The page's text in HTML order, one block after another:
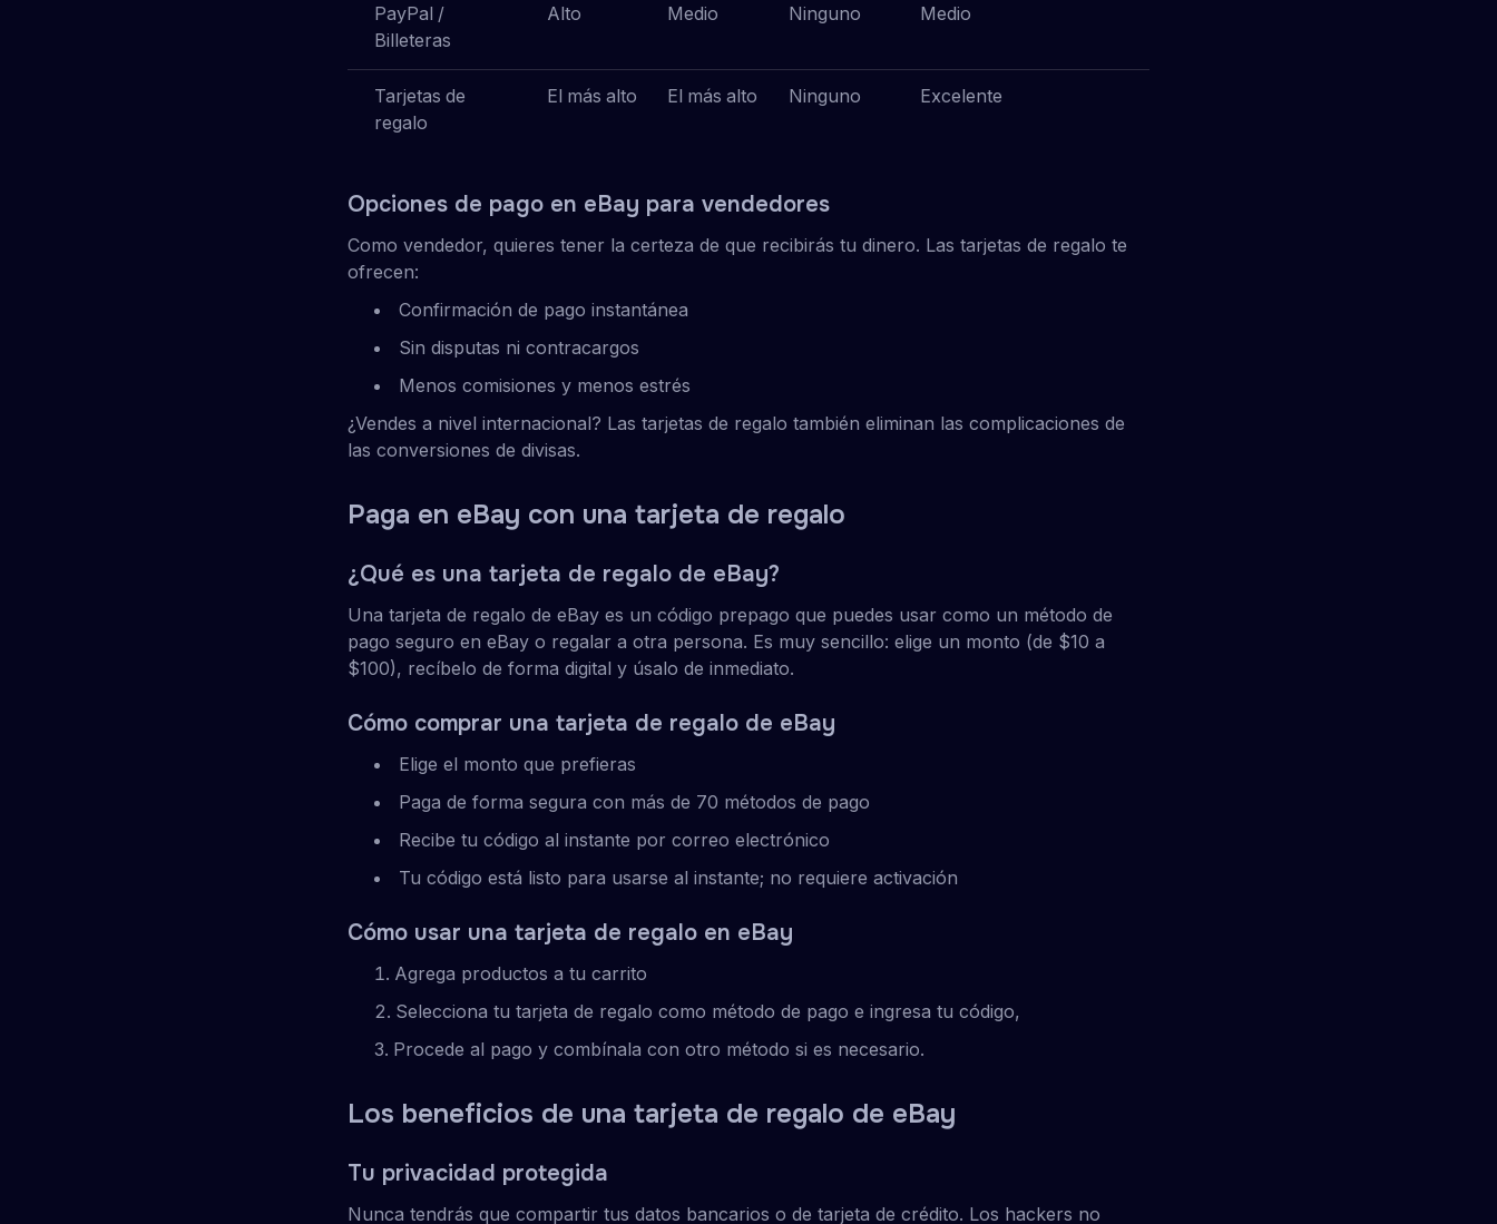
PayPal /
Billeteras
Alto Medio Ninguno Medio
Tarjetas de
regalo
El más alto El más alto Ninguno Excelente
Opciones de pago en eBay para vendedores
Como vendedor, quieres tener la certeza de que recibirás tu dinero. Las tarjetas de regalo te
ofrecen:
Confirmación de pago instantánea
Sin disputas ni contracargos
Menos comisiones y menos estrés
¿Vendes a nivel internacional? Las tarjetas de regalo también eliminan las complicaciones de
las conversiones de divisas.
Paga en eBay con una tarjeta de regalo
¿Qué es una tarjeta de regalo de eBay?
Una tarjeta de regalo de eBay es un código prepago que puedes usar como un método de
pago seguro en eBay o regalar a otra persona. Es muy sencillo: elige un monto (de $10 a
$100), recíbelo de forma digital y úsalo de inmediato.
Cómo comprar una tarjeta de regalo de eBay
Elige el monto que prefieras
Paga de forma segura con más de 70 métodos de pago
Recibe tu código al instante por correo electrónico
Tu código está listo para usarse al instante; no requiere activación
Cómo usar una tarjeta de regalo en eBay
Agrega productos a tu carrito
Selecciona tu tarjeta de regalo como método de pago e ingresa tu código,
Procede al pago y combínala con otro método si es necesario.
Los beneficios de una tarjeta de regalo de eBay
Tu privacidad protegida
Nunca tendrás que compartir tus datos bancarios o de tarjeta de crédito. Los hackers no